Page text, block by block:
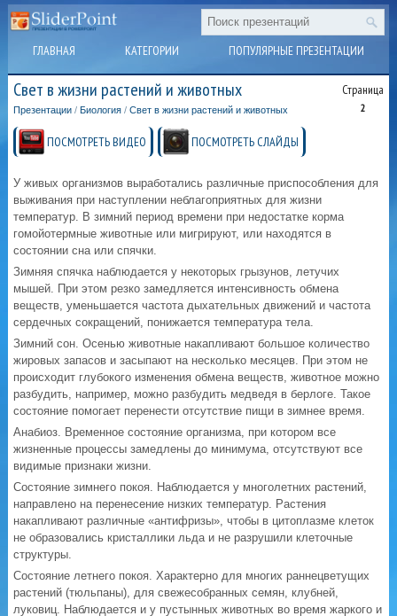
ГЛАВНАЯ КАТЕГОРИИ ПОПУЛЯРНЫЕ ПРЕЗЕНТАЦИИ
Свет в жизни растений и животных Страница
2
Презентации / Биология /Свет в жизни растений и животных
ПОСМОТРЕТЬ ВИДЕО ПОСМОТРЕТЬ СЛАЙДЫ
У живых организмов выработались различные приспособления для
выживания при наступлении неблагоприятных для жизни
температур. В зимний период времени при недостатке корма
гомойотермные животные или мигрируют, или находятся в
состоянии сна или спячки.
Зимняя спячка наблюдается у некоторых грызунов, летучих
мышей. При этом резко замедляется интенсивность обмена
веществ, уменьшается частота дыхательных движений и частота
сердечных сокращений, понижается температура тела.
Зимний сон. Осенью животные накапливают большое количество
жировых запасов и засыпают на несколько месяцев. При этом не
происходит глубокого изменения обмена веществ, животное можно
разбудить, например, можно разбудить медведя в берлоге. Такое
состояние помогает перенести отсутствие пищи в зимнее время.
Анабиоз. Временное состояние организма, при котором все
жизненные процессы замедлены до минимума, отсутствуют все
видимые признаки жизни.
Состояние зимнего покоя. Наблюдается у многолетних растений,
направлено на перенесение низких температур. Растения
накапливают различные «антифризы», чтобы в цитоплазме клеток
не образовались кристаллики льда и не разрушили клеточные
структуры.
Состояние летнего покоя. Характерно для многих раннецветущих
растений (тюльпаны), для свежесобранных семян, клубней,
луковиц. Наблюдается и у пустынных животных во время жаркого и